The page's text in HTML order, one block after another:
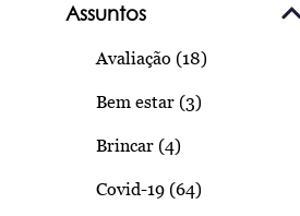
Assuntos
Avaliação (18)
Bem estar (3)
Brincar (4)
Covid-19 (64)